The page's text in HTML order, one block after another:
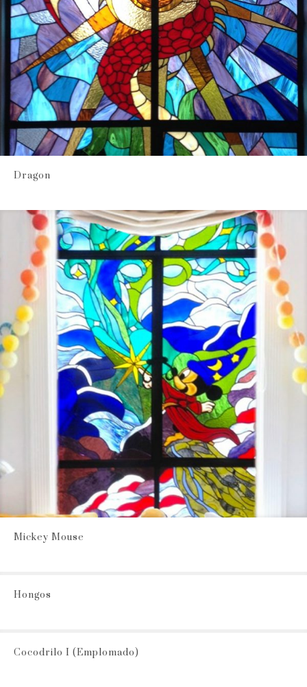
Dragon
Mickey Mouse
Hongos
Cocodrilo I (Emplomado)